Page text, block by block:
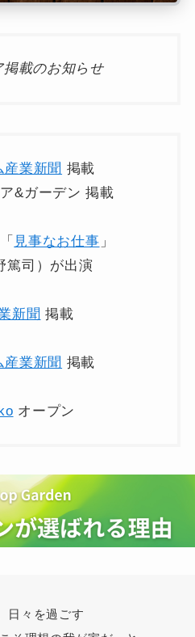
掲載のお知らせ
産業新聞 掲載
&ガーデン 掲載
見事なお仕事 」
篤司）が出演
新聞 掲載
産業新聞 掲載
オープン
日々を過ごす